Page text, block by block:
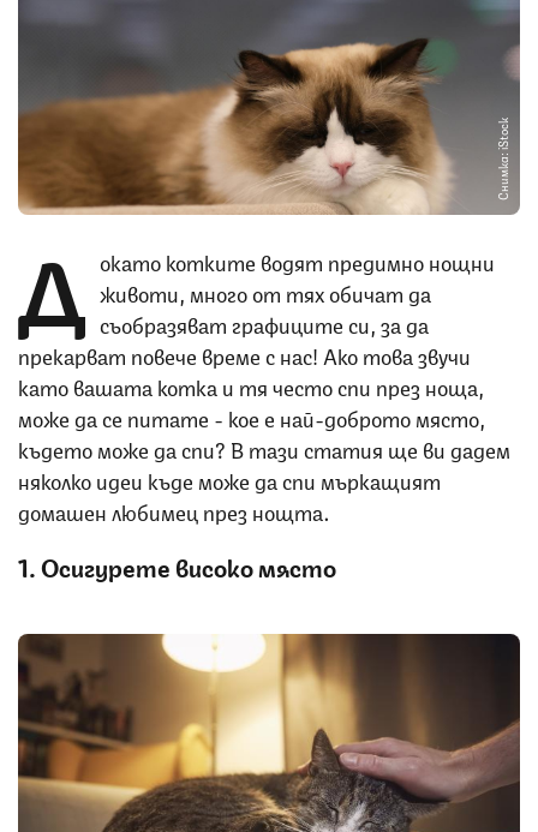
Снимка: iStock
Д окато котките водят предимно нощни
животи, много от тях обичат да
съобразяват графиците си, за да
прекарват повече време с нас! Ако това звучи
като вашата котка и тя често спи през ноща,
може да се питате - кое е най-доброто място,
където може да спи? В тази статия ще ви дадем
няколко идеи къде може да спи мъркащият
домашен любимец през нощта.
1. Осигурете високо място